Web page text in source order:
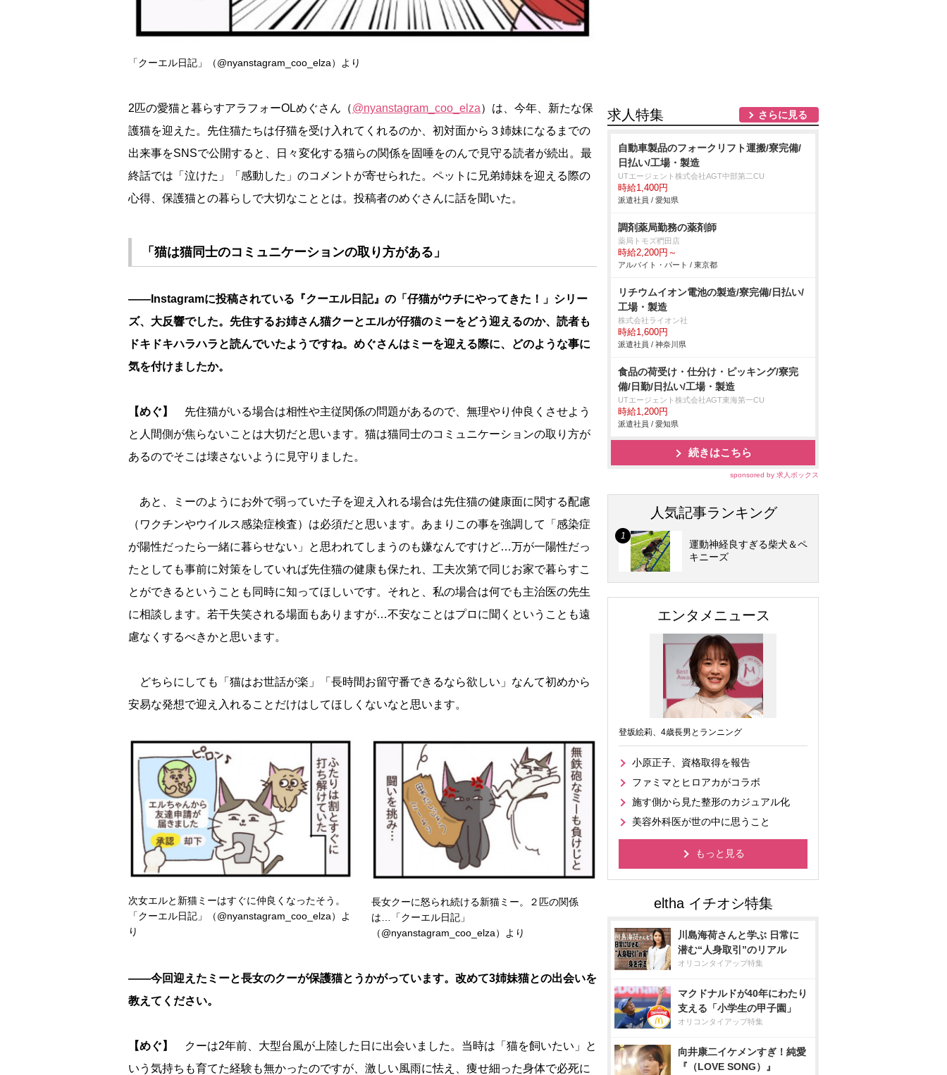
「クーエル日記」（@nyanstagram_coo_elza）より
2匹の愛猫と暮らすアラフォーOLめぐさん（@nyanstagram_coo_elza）は、今年、新たな保
護猫を迎えた。先住猫たちは仔猫を受け入れてくれるのか、初対面から３姉妹になるまでの
出来事をSNSで公開すると、日々変化する猫らの関係を固唾をのんで見守る読者が続出。最
終話では「泣けた」「感動した」のコメントが寄せられた。ペットに兄弟姉妹を迎える際の
心得、保護猫との暮らしで大切なこととは。投稿者のめぐさんに話を聞いた。
「猫は猫同士のコミュニケーションの取り方がある」
――Instagramに投稿されている『クーエル日記』の「仔猫がウチにやってきた！」シリー
ズ、大反響でした。先住するお姉さん猫クーとエルが仔猫のミーをどう迎えるのか、読者も
ドキドキハラハラと読んでいたようですね。めぐさんはミーを迎える際に、どのような事に
気を付けましたか。
【めぐ】
先住猫がいる場合は相性や主従関係の問題があるので、無理やり仲良くさせよう
と人間側が焦らないことは大切だと思います。猫は猫同士のコミュニケーションの取り方が
あるのでそこは壊さないように見守りました。
あと、ミーのようにお外で弱っていた子を迎え入れる場合は先住猫の健康面に関する配慮
（ワクチンやウイルス感染症検査）は必須だと思います。あまりこの事を強調して「感染症
が陽性だったら一緒に暮らせない」と思われてしまうのも嫌なんですけど…万が一陽性だっ
たとしても事前に対策をしていれば先住猫の健康も保たれ、工夫次第で同じお家で暮らすこ
とができるということも同時に知ってほしいです。それと、私の場合は何でも主治医の先生
に相談します。若干失笑される場面もありますが…不安なことはプロに聞くということも遠
慮なくするべきかと思います。
どちらにしても「猫はお世話が楽」「長時間お留守番できるなら欲しい」なんて初めから
安易な発想で迎え入れることだけはしてほしくないなと思います。
次女エルと新猫ミーはすぐに仲良くなったそう。
「クーエル日記」（@nyanstagram_coo_elza）よ
り
長女クーに怒られ続ける新猫ミー。２匹の関係
は…「クーエル日記」
（@nyanstagram_coo_elza）より
――今回迎えたミーと長女のクーが保護猫とうかがっています。改めて3姉妹猫との出会いを
教えてください。
【めぐ】
クーは2年前、大型台風が上陸した日に出会いました。当時は「猫を飼いたい」と
いう気持ちも育てた経験も無かったのですが、激しい風雨に怯え、痩せ細った身体で必死に
求人特集 さらに見る
自動車製品のフォークリフト運搬/寮完備/
日払い/工場・製造
UTエージェント株式会社AGT中部第二CU
時給1,400円
派遣社員 / 愛知県
調剤薬局勤務の薬剤師
薬局トモズ椚田店
時給2,200円～
アルバイト・パート / 東京都
リチウムイオン電池の製造/寮完備/日払い/
工場・製造
株式会社ライオン社
時給1,600円
派遣社員 / 神奈川県
食品の荷受け・仕分け・ピッキング/寮完
備/日勤/日払い/工場・製造
UTエージェント株式会社AGT東海第一CU
時給1,200円
派遣社員 / 愛知県
続きはこちら
sponsored by 求人ボックス
人気記事ランキング
運動神経良すぎる柴犬＆ペ
キニーズ
エンタメニュース
登坂絵莉、4歳長男とランニング
小原正子、資格取得を報告
ファミマとヒロアカがコラボ
施す側から見た整形のカジュアル化
美容外科医が世の中に思うこと
もっと見る
川島海荷さんと学ぶ 日常に
潜む“人身取引”のリアル
オリコンタイアップ特集
マクドナルドが40年にわたり
支える「小学生の甲子園」
オリコンタイアップ特集
向井康二イケメンすぎ！純愛
『（LOVE SONG）』